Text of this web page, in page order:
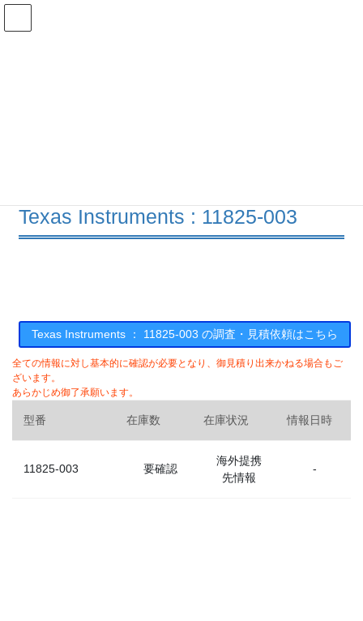
コ
ナ
Texas Instruments : 11825-003
Texas Instruments ： 11825-003 の調査・見積依頼はこちら
全ての情報に対し基本的に確認が必要となり、御見積り出来かねる場合もご
ざいます。
あらかじめ御了承願います。
型番 在庫数 在庫状況 情報日時
11825-003 要確認
海外提携
先情報
-